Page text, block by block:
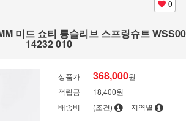
0
미드 쇼티 롱슬리브 스프링슈트 WSS00
14232 010
상품가 368,000원
적립금
18,400원
배송비
(조건) 지역별